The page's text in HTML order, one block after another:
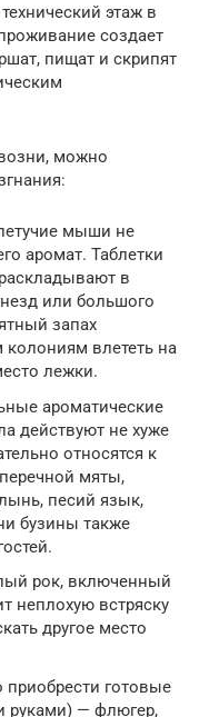
этаж в
создает
пищат и скрипят
можно
мыши не
аромат. Таблетки
в
или большого
запах
влететь на
лежки.
ароматические
действуют не хуже
относятся к
мяты,
песий язык,
бузины также
рок, включенный
неплохую встряску
другое место
готовые
руками) — флюгер,